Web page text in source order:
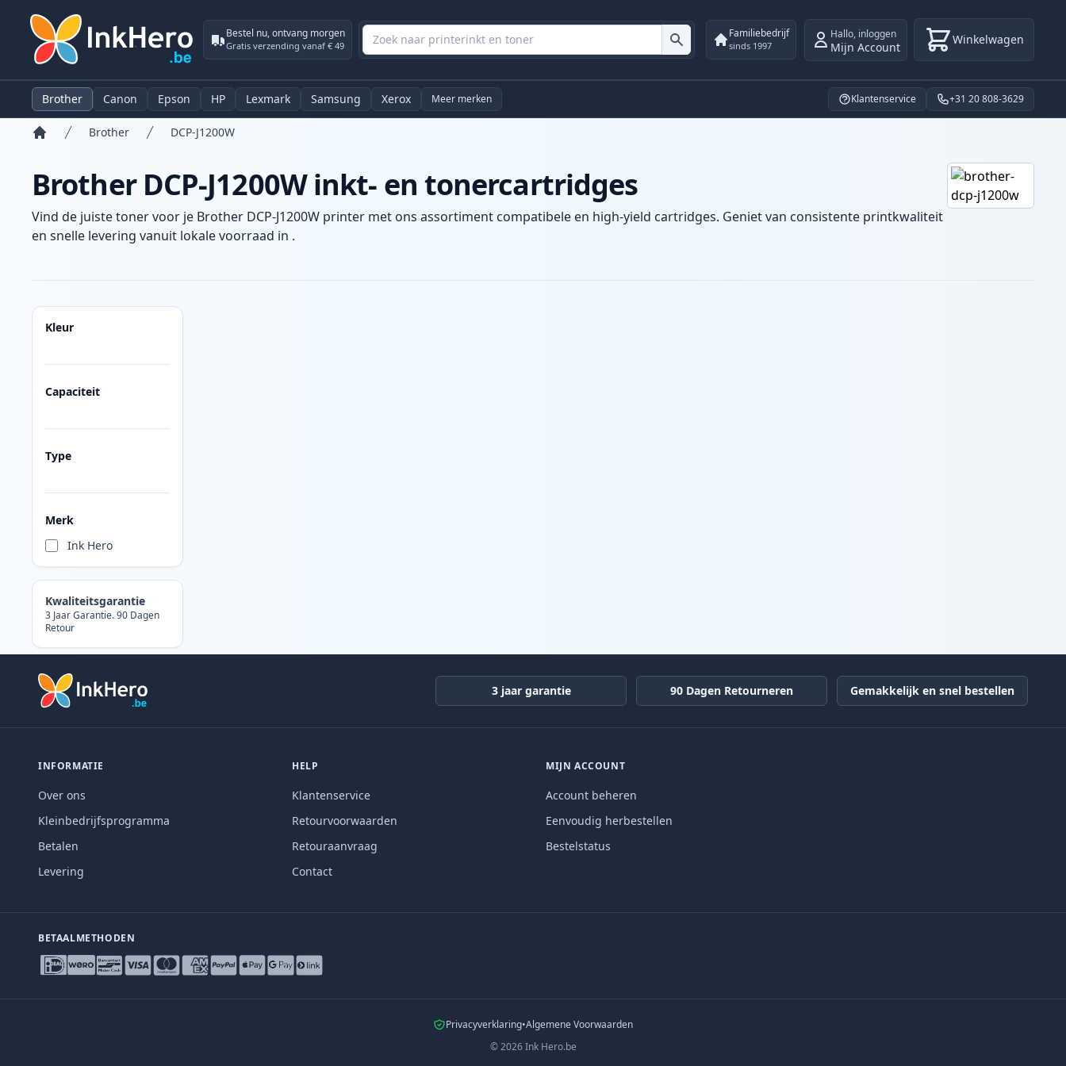
Bestel nu, ontvang morgen
Gratis verzending vanaf € 49
Familiebedrijf
sinds 1997
Hallo, inloggen
Mijn Account Winkelwagen
Brother Canon Epson HP Lexmark Samsung Xerox Meer merken Klantenservice +31 20 808-3629
Brother DCP-J1200W
Brother DCP-J1200W inkt- en tonercartridges
Vind de juiste toner voor je Brother DCP-J1200W printer met ons assortiment compatibele en high-yield cartridges. Geniet van consistente printkwaliteit
en snelle levering vanuit lokale voorraad in .
Kleur
Capaciteit
Type
Merk
Ink Hero
Kwaliteitsgarantie
3 Jaar Garantie. 90 Dagen
Retour
3 jaar garantie 90 Dagen Retourneren Gemakkelijk en snel bestellen
INFORMATIE
Over ons
Kleinbedrijfsprogramma
Betalen
Levering
HELP
Klantenservice
Retourvoorwaarden
Retouraanvraag
Contact
MIJN ACCOUNT
Account beheren
Eenvoudig herbestellen
Bestelstatus
BETAALMETHODEN
Privacyverklaring•Algemene Voorwaarden
©2026 Ink Hero.be